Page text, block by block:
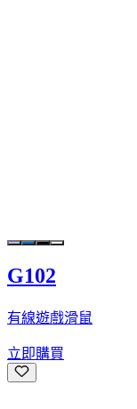
G102
有線遊戲滑鼠
立即購買